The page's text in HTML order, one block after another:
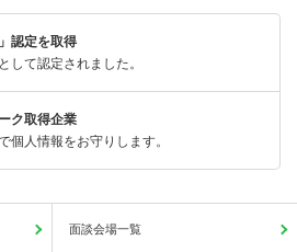
認定を取得
して認定されました。
ク取得企業
個人情報をお守りします。
面談会場一覧